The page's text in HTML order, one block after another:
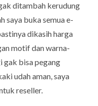
ditambah kerudung
saya buka semua e-
dikasih harga
motif dan warna-
gak bisa pegang
udah aman, saya
reseller.